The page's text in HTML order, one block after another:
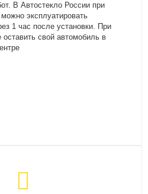
В Автостекло России при
эксплуатировать
1 час после установки. При
свой автомобиль в